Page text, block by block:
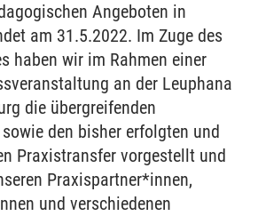
Angeboten in
am 31.5.2022. Im Zuge des
haben wir im Rahmen einer
an der Leuphana
die übergreifenden
den bisher erfolgten und
Praxistransfer vorgestellt und
Praxispartner*innen,
und verschiedenen